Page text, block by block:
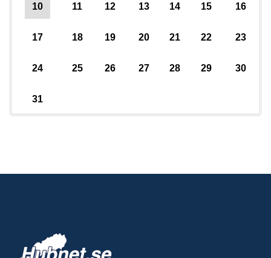
10 11 12 13 14 15 16
17 18 19 20 21 22 23
24 25 26 27 28 29 30
31